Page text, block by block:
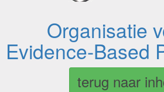
Organisatie
Evidence-Based
terug naar